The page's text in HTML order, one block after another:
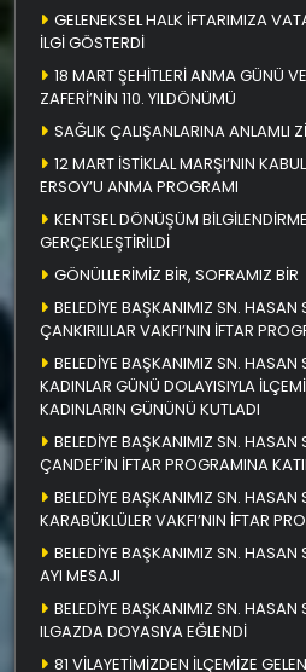
GELENEKSEL HALK İFTARIMIZA
İLGİ GÖSTERDİ
18 MART ŞEHİTLERİ ANMA GÜNÜ
ZAFERİ’NİN 110. YILDÖNÜMÜ
SAĞLIK ÇALIŞANLARINA ANLAMLI
12 MART İSTİKLAL MARŞI’NIN
ERSOY’U ANMA PROGRAMI
KENTSEL DÖNÜŞÜM
GERÇEKLEŞTİRİLDİ
GÖNÜLLERİMİZ BİR, SOFRAMIZ BİR
BELEDİYE BAŞKANIMIZ SN.
ÇANKIRILILAR VAKFI’NIN İFTAR
BELEDİYE BAŞKANIMIZ SN.
KADINLAR GÜNÜ DOLAYISIYLA
KADINLARIN GÜNÜNÜ KUTLADI
BELEDİYE BAŞKANIMIZ SN. HASAN
ÇANDEF’İN İFTAR PROGRAMINA
BELEDİYE BAŞKANIMIZ SN.
KARABÜKLÜLER VAKFI’NIN İFTAR
BELEDİYE BAŞKANIMIZ SN.
AYI MESAJI
BELEDİYE BAŞKANIMIZ SN. HASAN
ILGAZDA DOYASIYA EĞLENDİ
81 VİLAYETİMİZDEN İLÇEMİZE